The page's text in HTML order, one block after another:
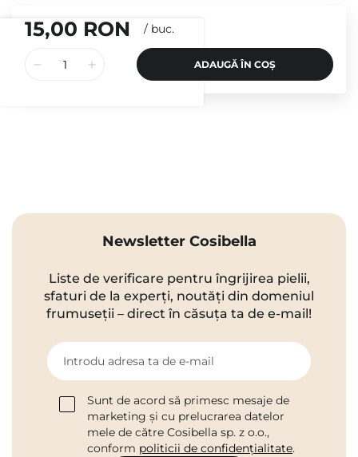
15,00 RON / buc.
ADAUGĂ ÎN COȘ
Newsletter Cosibella
Liste de verificare pentru îngrijirea pielii,
sfaturi de la experți, noutăți din domeniul
frumuseții – direct în căsuța ta de e-mail!
Introdu adresa ta de e-mail
Sunt de acord să primesc mesaje de
marketing și cu prelucrarea datelor
mele de către Cosibella sp. z o.o.,
conform politicii de confidențialitate.